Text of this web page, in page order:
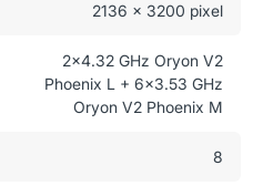
2136 x 3200 pixel
2x4.32 GHz Oryon V2
Phoenix L + 6x3.53 GHz
Oryon V2 Phoenix M
8